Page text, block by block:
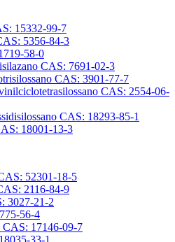
15332-99-7
5356-84-3
58-0
CAS: 7691-02-3
CAS: 3901-77-7
CAS: 2554-06-
CAS: 18293-85-1
18001-13-3
52301-18-5
2116-84-9
3027-21-2
56-4
17146-09-7
33-1